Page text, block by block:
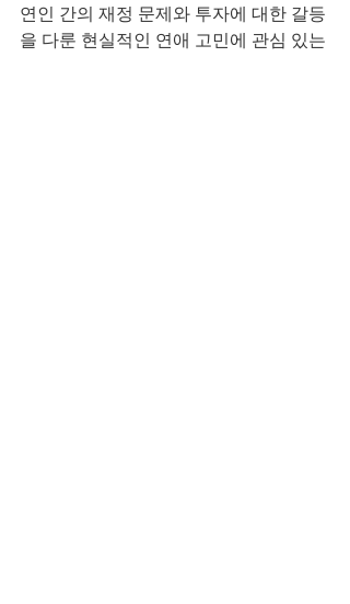
연인 간의 재정 문제와 투자에 대한 갈등
을 다룬 현실적인 연애 고민에 관심 있는